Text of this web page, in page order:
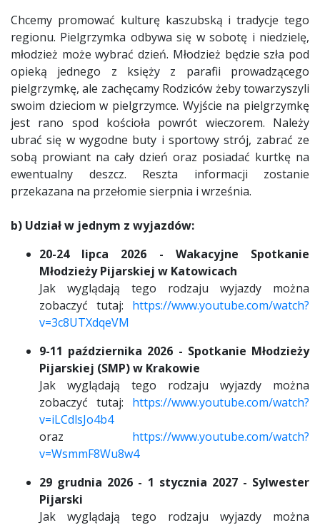
Chcemy promować kulturę kaszubską i tradycje tego
regionu. Pielgrzymka odbywa się w sobotę i niedzielę,
młodzież może wybrać dzień. Młodzież będzie szła pod
opieką jednego z księży z parafii prowadzącego
pielgrzymkę, ale zachęcamy Rodziców żeby towarzyszyli
swoim dzieciom w pielgrzymce. Wyjście na pielgrzymkę
jest rano spod kościoła powrót wieczorem. Należy
ubrać się w wygodne buty i sportowy strój, zabrać ze
sobą prowiant na cały dzień oraz posiadać kurtkę na
ewentualny deszcz. Reszta informacji zostanie
przekazana na przełomie sierpnia i września.
b) Udział w jednym z wyjazdów:
20-24 lipca 2026 - Wakacyjne Spotkanie
Młodzieży Pijarskiej w Katowicach
Jak wyglądają tego rodzaju wyjazdy można
zobaczyć tutaj: https://www.youtube.com/watch?
v=3c8UTXdqeVM
9-11 października 2026 - Spotkanie Młodzieży
Pijarskiej (SMP) w Krakowie
Jak wyglądają tego rodzaju wyjazdy można
zobaczyć tutaj: https://www.youtube.com/watch?
v=iLCdlsJo4b4
oraz https://www.youtube.com/watch?
v=WsmmF8Wu8w4
29 grudnia 2026 - 1 stycznia 2027 - Sylwester
Pijarski
Jak wyglądają tego rodzaju wyjazdy można